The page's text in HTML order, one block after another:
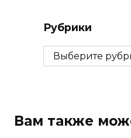
Рубрики
Рубрики
Вам также